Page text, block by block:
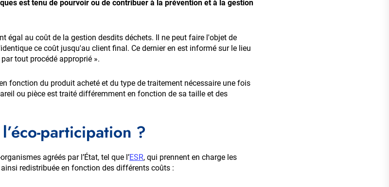
est tenu de pourvoir ou de contribuer à la prévention et à la gestion
égal au coût de la gestion desdits déchets. Il ne peut faire l'objet de
ce coût jusqu'au client final. Ce dernier en est informé sur le lieu
tout procédé approprié ».
fonction du produit acheté et du type de traitement nécessaire une fois
ou pièce est traité différemment en fonction de sa taille et des
participation ?
agréés par l’État, tel que l’ESR, qui prennent en charge les
redistribuée en fonction des différents coûts :